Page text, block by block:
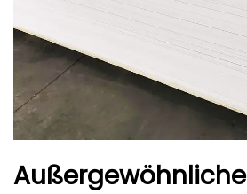
Außergewöhnliche